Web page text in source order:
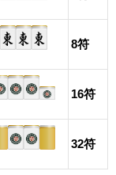
8符
16符
32符